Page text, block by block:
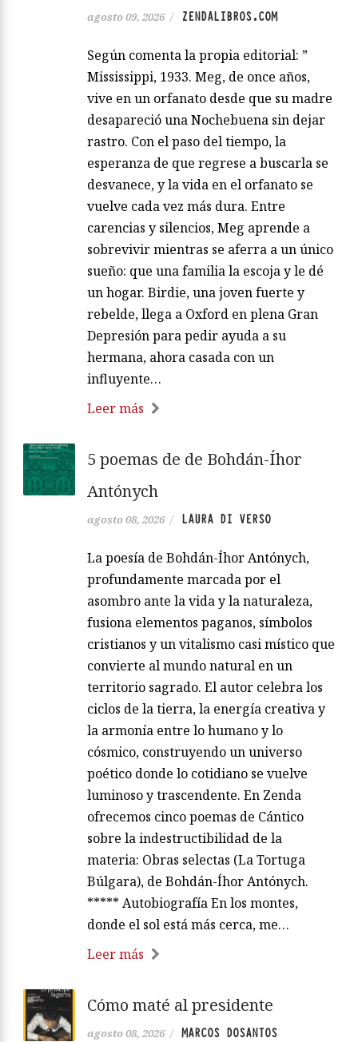
agosto 09, 2026 / ZENDALIBROS.COM
Según comenta la propia editorial: ”
Mississippi, 1933. Meg, de once años,
vive en un orfanato desde que su madre
desapareció una Nochebuena sin dejar
rastro. Con el paso del tiempo, la
esperanza de que regrese a buscarla se
desvanece, y la vida en el orfanato se
vuelve cada vez más dura. Entre
carencias y silencios, Meg aprende a
sobrevivir mientras se aferra a un único
sueño: que una familia la escoja y le dé
un hogar. Birdie, una joven fuerte y
rebelde, llega a Oxford en plena Gran
Depresión para pedir ayuda a su
hermana, ahora casada con un
influyente…
Leer más
5 poemas de de Bohdán-Íhor
Antónych
agosto 08, 2026 / LAURA DI VERSO
La poesía de Bohdán-Íhor Antónych,
profundamente marcada por el
asombro ante la vida y la naturaleza,
fusiona elementos paganos, símbolos
cristianos y un vitalismo casi místico que
convierte al mundo natural en un
territorio sagrado. El autor celebra los
ciclos de la tierra, la energía creativa y
la armonía entre lo humano y lo
cósmico, construyendo un universo
poético donde lo cotidiano se vuelve
luminoso y trascendente. En Zenda
ofrecemos cinco poemas de Cántico
sobre la indestructibilidad de la
materia: Obras selectas (La Tortuga
Búlgara), de Bohdán-Íhor Antónych.
***** Autobiografía En los montes,
donde el sol está más cerca, me…
Leer más
Cómo maté al presidente
agosto 08, 2026 / MARCOS DOSANTOS